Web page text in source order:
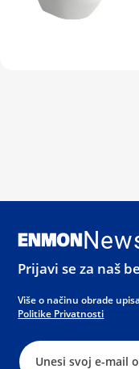
Prijavi se za naš
Više o načinu obrade
Politike Privatnosti